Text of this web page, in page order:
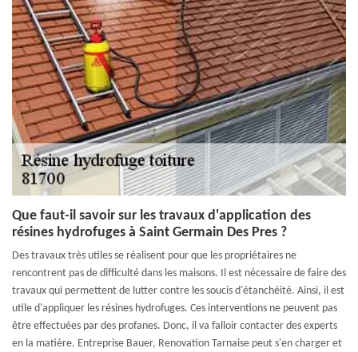
Que faut-il savoir sur les travaux d'application des
résines hydrofuges à Saint Germain Des Pres ?
Des travaux très utiles se réalisent pour que les propriétaires ne
rencontrent pas de difficulté dans les maisons. Il est nécessaire de faire des
travaux qui permettent de lutter contre les soucis d'étanchéité. Ainsi, il est
utile d'appliquer les résines hydrofuges. Ces interventions ne peuvent pas
être effectuées par des profanes. Donc, il va falloir contacter des experts
en la matière. Entreprise Bauer, Renovation Tarnaise peut s'en charger et